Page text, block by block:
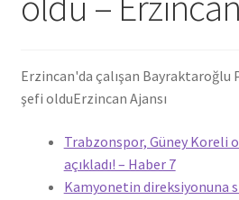
Erzincan'da çalışan Bayraktaroğlu
şefi olduErzincan Ajansı
Trabzonspor, Güney Koreli
açıkladı! – Haber 7
Kamyonetin direksiyonuna